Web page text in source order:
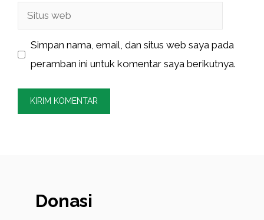
Situs
Simpan nama, email, dan situs web saya pada
peramban ini untuk komentar saya berikutnya.
Donasi